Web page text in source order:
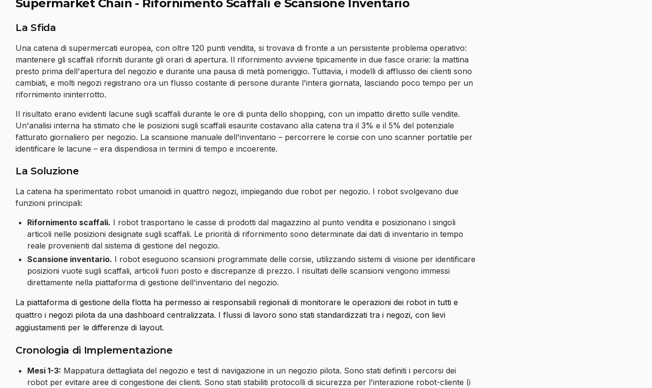
Supermarket Chain - Rifornimento Scaffali e Scansione Inventario
La Sfida
Una catena di supermercati europea, con oltre 120 punti vendita, si trovava di fronte a un persistente problema operativo:
mantenere gli scaffali riforniti durante gli orari di apertura. Il rifornimento avviene tipicamente in due fasce orarie: la mattina
presto prima dell'apertura del negozio e durante una pausa di metà pomeriggio. Tuttavia, i modelli di afflusso dei clienti sono
cambiati, e molti negozi registrano ora un flusso costante di persone durante l'intera giornata, lasciando poco tempo per un
rifornimento ininterrotto.
Il risultato erano evidenti lacune sugli scaffali durante le ore di punta dello shopping, con un impatto diretto sulle vendite.
Un'analisi interna ha stimato che le posizioni sugli scaffali esaurite costavano alla catena tra il 3% e il 5% del potenziale
fatturato giornaliero per negozio. La scansione manuale dell'inventario – percorrere le corsie con uno scanner portatile per
identificare le lacune – era dispendiosa in termini di tempo e incoerente.
La Soluzione
La catena ha sperimentato robot umanoidi in quattro negozi, impiegando due robot per negozio. I robot svolgevano due
funzioni principali:
Rifornimento scaffali. I robot trasportano le casse di prodotti dal magazzino al punto vendita e posizionano i singoli
articoli nelle posizioni designate sugli scaffali. Le priorità di rifornimento sono determinate dai dati di inventario in tempo
reale provenienti dal sistema di gestione del negozio.
Scansione inventario. I robot eseguono scansioni programmate delle corsie, utilizzando sistemi di visione per identificare
posizioni vuote sugli scaffali, articoli fuori posto e discrepanze di prezzo. I risultati delle scansioni vengono immessi
direttamente nella piattaforma di gestione dell'inventario del negozio.
La piattaforma di gestione della flotta ha permesso ai responsabili regionali di monitorare le operazioni dei robot in tutti e
quattro i negozi pilota da una dashboard centralizzata. I flussi di lavoro sono stati standardizzati tra i negozi, con lievi
aggiustamenti per le differenze di layout.
Cronologia di Implementazione
Mesi 1-3: Mappatura dettagliata del negozio e test di navigazione in un negozio pilota. Sono stati definiti i percorsi dei
robot per evitare aree di congestione dei clienti. Sono stati stabiliti protocolli di sicurezza per l'interazione robot-cliente (i